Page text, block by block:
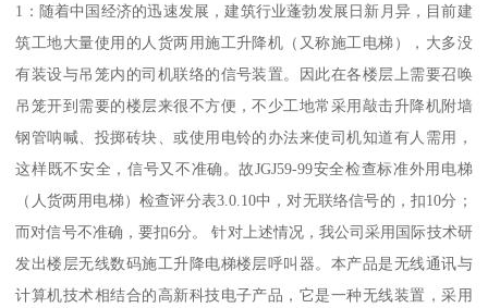
1：随着中国经济的迅速发展，建筑行业蓬勃发展日新月异，目前建
筑工地大量使用的人货两用施工升降机（又称施工电梯），大多没
有装设与吊笼内的司机联络的信号装置。因此在各楼层上需要召唤
吊笼开到需要的楼层来很不方便，不少工地常采用敲击升降机附墙
钢管呐喊、投掷砖块、或使用电铃的办法来使司机知道有人需用，
这样既不安全，信号又不准确。故JGJ59-99安全检查标准外用电梯
（人货两用电梯）检查评分表3.0.10中，对无联络信号的，扣10分；
而对信号不准确，要扣6分。 针对上述情况，我公司采用国际技术研
发出楼层无线数码施工升降电梯楼层呼叫器。本产品是无线通讯与
计算机技术相结合的高新科技电子产品，它是一种无线装置，采用